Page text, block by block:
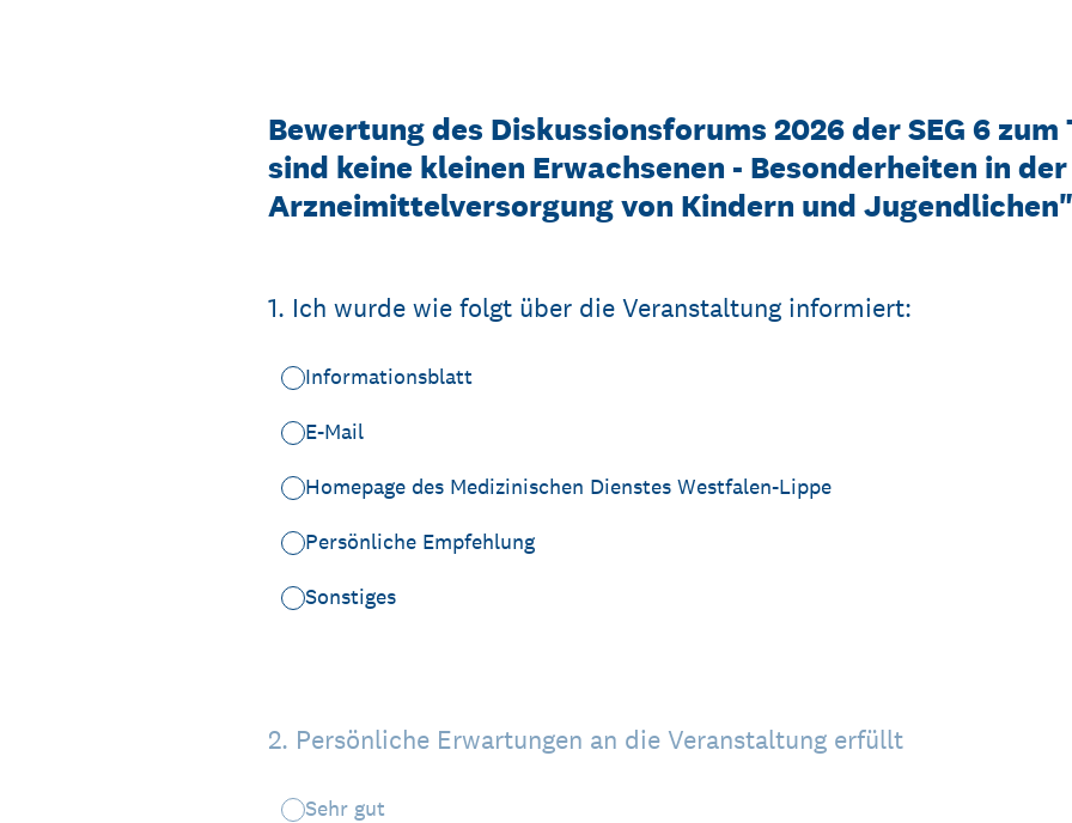
Bewertung des Diskussionsforums 2026 der SEG 6
sind keine kleinen Erwachsenen - Besonderheiten in der
Arzneimittelversorgung von Kindern und
1. Ich wurde wie folgt über die Veranstaltung informiert:
Informationsblatt
E-Mail
Homepage des Medizinischen Dienstes Westfalen-Lippe
Persönliche Empfehlung
Sonstiges
2. Persönliche Erwartungen an die Veranstaltung erfüllt
Sehr gut